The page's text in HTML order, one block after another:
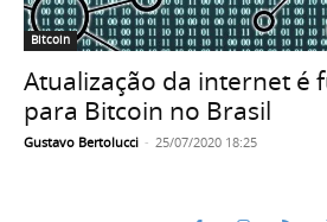
Bitcoin
Atualização da internet é
para Bitcoin no Brasil
Gustavo Bertolucci - 25/07/2020 18:25